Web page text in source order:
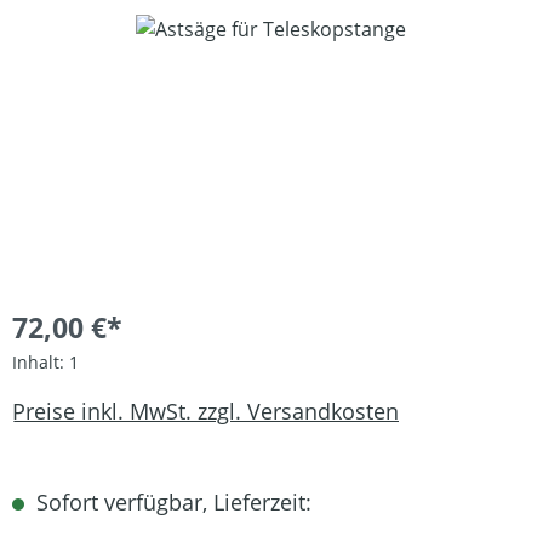
Bildergalerie überspringen
72,00 €*
Inhalt: 1
Preise inkl. MwSt. zzgl. Versandkosten
Sofort verfügbar, Lieferzeit: